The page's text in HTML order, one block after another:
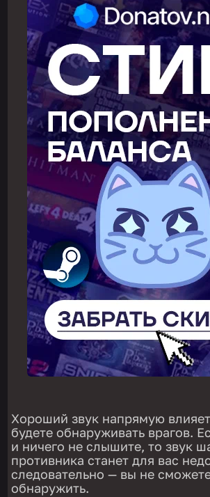
Хороший звук напрямую
будете обнаруживать врагов.
и ничего не слышите, то звук
противника станет для вас
следовательно — вы не
обнаружить.